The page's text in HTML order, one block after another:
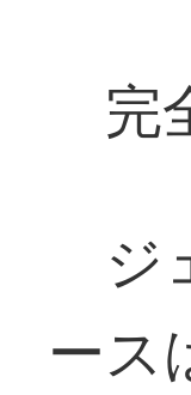
完
ジ
ース